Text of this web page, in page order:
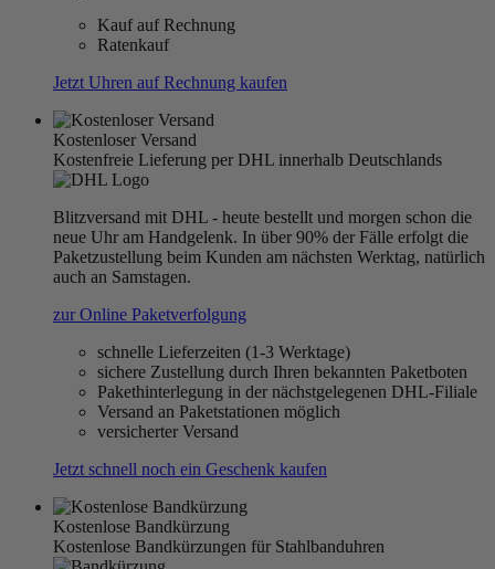
Kauf auf Rechnung
Ratenkauf
Jetzt Uhren auf Rechnung kaufen
Kostenloser Versand
Kostenfreie Lieferung per DHL innerhalb Deutschlands
Blitzversand mit DHL - heute bestellt und morgen schon die
neue Uhr am Handgelenk. In über 90% der Fälle erfolgt die
Paketzustellung beim Kunden am nächsten Werktag, natürlich
auch an Samstagen.
zur Online Paketverfolgung
schnelle Lieferzeiten (1-3 Werktage)
sichere Zustellung durch Ihren bekannten Paketboten
Pakethinterlegung in der nächstgelegenen DHL-Filiale
Versand an Paketstationen möglich
versicherter Versand
Jetzt schnell noch ein Geschenk kaufen
Kostenlose Bandkürzung
Kostenlose Bandkürzungen für Stahlbanduhren